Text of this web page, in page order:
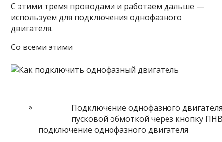
С этими тремя проводами и работаем дальше —
используем для подключения однофазного
двигателя.
Со всеми этими
Подключение однофазного
пусковой обмоткой через кнопку
подключение однофазного двигателя